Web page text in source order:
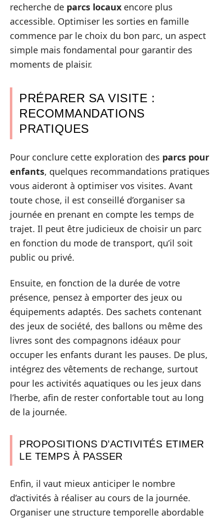
recherche de parcs locaux encore plus
accessible. Optimiser les sorties en famille
commence par le choix du bon parc, un aspect
simple mais fondamental pour garantir des
moments de plaisir.
PRÉPARER SA VISITE :
RECOMMANDATIONS
PRATIQUES
Pour conclure cette exploration des parcs pour
enfants, quelques recommandations pratiques
vous aideront à optimiser vos visites. Avant
toute chose, il est conseillé d’organiser sa
journée en prenant en compte les temps de
trajet. Il peut être judicieux de choisir un parc
en fonction du mode de transport, qu’il soit
public ou privé.
Ensuite, en fonction de la durée de votre
présence, pensez à emporter des jeux ou
équipements adaptés. Des sachets contenant
des jeux de société, des ballons ou même des
livres sont des compagnons idéaux pour
occuper les enfants durant les pauses. De plus,
intégrez des vêtements de rechange, surtout
pour les activités aquatiques ou les jeux dans
l’herbe, afin de rester confortable tout au long
de la journée.
PROPOSITIONS D’ACTIVITÉS ETIMER
LE TEMPS À PASSER
Enfin, il vaut mieux anticiper le nombre
d’activités à réaliser au cours de la journée.
Organiser une structure temporelle abordable